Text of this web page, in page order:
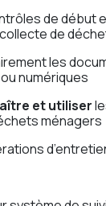
de début
de
les
numériques
et utiliser
ménagers